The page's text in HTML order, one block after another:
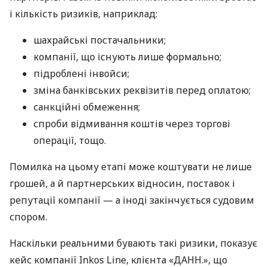
і кількість ризиків, наприклад:
шахрайські постачальники;
компанії, що існують лише формально;
підроблені інвойси;
зміна банківських реквізитів перед оплатою;
санкційні обмеження;
спроби відмивання коштів через торгові
операції, тощо.
Помилка на цьому етапі може коштувати не лише
грошей, а й партнерських відносин, поставок і
репутації компанії — а іноді закінчується судовим
спором.
Наскільки реальними бувають такі ризики, показує
кейс компанії Inkos Line, клієнта «ДАНН.», що